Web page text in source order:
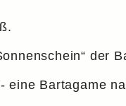
der
Bartagame